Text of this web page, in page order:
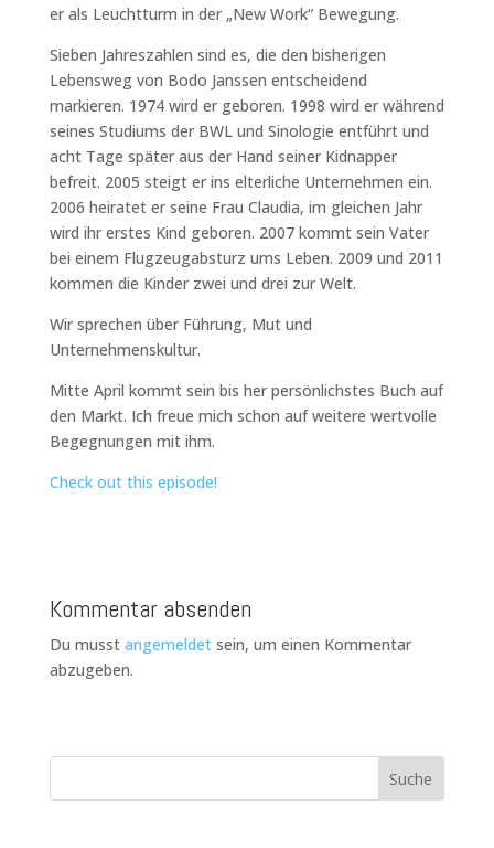
er als Leuchtturm in der „New Work“ Bewegung.
Sieben Jahreszahlen sind es, die den bisherigen
Lebensweg von Bodo Janssen entscheidend
markieren. 1974 wird er geboren. 1998 wird er während
seines Studiums der BWL und Sinologie entführt und
acht Tage später aus der Hand seiner Kidnapper
befreit. 2005 steigt er ins elterliche Unternehmen ein.
2006 heiratet er seine Frau Claudia, im gleichen Jahr
wird ihr erstes Kind geboren. 2007 kommt sein Vater
bei einem Flugzeugabsturz ums Leben. 2009 und 2011
kommen die Kinder zwei und drei zur Welt.
Wir sprechen über Führung, Mut und
Unternehmenskultur.
Mitte April kommt sein bis her persönlichstes Buch auf
den Markt. Ich freue mich schon auf weitere wertvolle
Begegnungen mit ihm.
Check out this episode!
Kommentar absenden
Du musst angemeldetsein, um einen Kommentar
abzugeben.